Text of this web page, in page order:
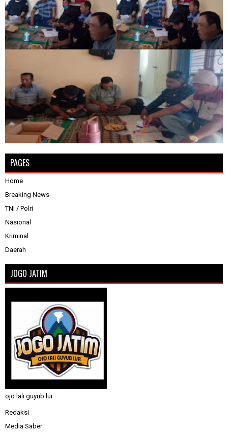
PAGES
Home
Breaking News
TNI / Polri
Nasional
Kriminal
Daerah
JOGO JATIM
ojo lali guyub lur
Redaksi
Media Saber